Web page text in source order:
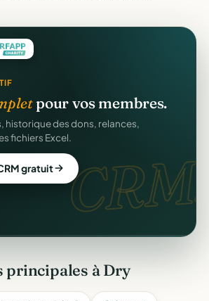
CRM.
pour vos membres.
historique des dons, relances,
fichiers Excel.
gratuit
principales à Dry